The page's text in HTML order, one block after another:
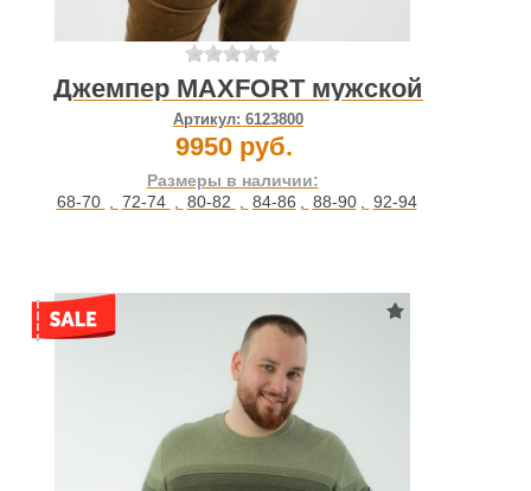
Джемпер MAXFORT мужской
Артикул: 6123800
9950 руб.
Размеры в наличии:
68-70 , 72-74 , 80-82 , 84-86 , 88-90 , 92-94